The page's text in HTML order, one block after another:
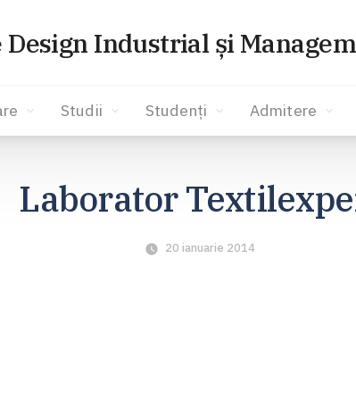
Design Industrial și
Studii Studenți Admitere
Laborator
20 ianuarie 2014